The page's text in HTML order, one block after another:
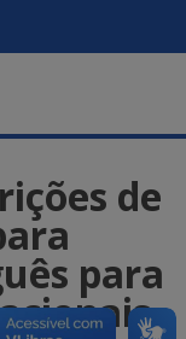
de
para